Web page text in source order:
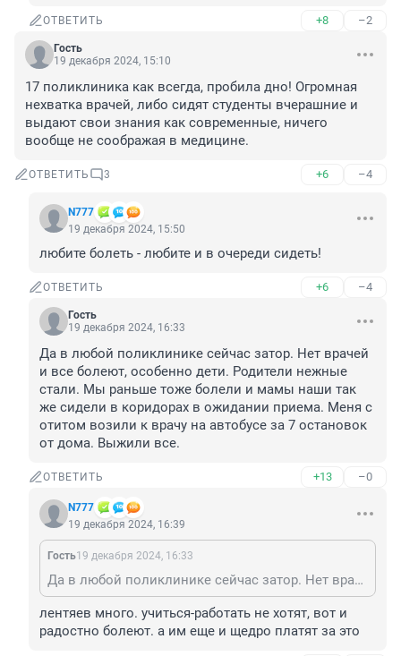
ОТВЕТИТЬ +8 –2
Гость
19 декабря 2024, 15:10
17 поликлиника как всегда, пробила дно! Огромная
нехватка врачей, либо сидят студенты вчерашние и
выдают свои знания как современные, ничего
вообще не соображая в медицине.
ОТВЕТИТЬ 3 +6 –4
N777
19 декабря 2024, 15:50
любите болеть - любите и в очереди сидеть!
ОТВЕТИТЬ +6 –4
Гость
19 декабря 2024, 16:33
Да в любой поликлинике сейчас затор. Нет врачей
и все болеют, особенно дети. Родители нежные
стали. Мы раньше тоже болели и мамы наши так
же сидели в коридорах в ожидании приема. Меня с
отитом возили к врачу на автобусе за 7 остановок
от дома. Выжили все.
ОТВЕТИТЬ +13 –0
N777
19 декабря 2024, 16:39
Гость19 декабря 2024, 16:33
Да в любой поликлинике сейчас затор. Нет врачей и все болеют, особенно дети. Родители нежные стали. Мы раньше тоже болели и мамы наши так же сидели в коридорах в ожидании приема. Меня с отитом возили к врачу на автобусе за 7 остановок от дома. Выжили все.
лентяев много. учиться-работать не хотят, вот и
радостно болеют. а им еще и щедро платят за это